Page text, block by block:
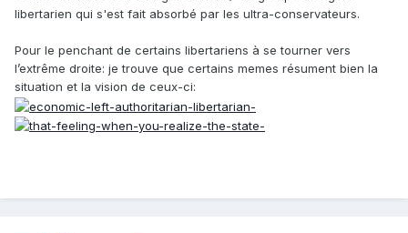
libertarien qui s'est fait absorbé par les ultra-conservateurs.
Pour le penchant de certains libertariens à se tourner vers
l’extrême droite: je trouve que certains memes résument bien la
situation et la vision de ceux-ci: